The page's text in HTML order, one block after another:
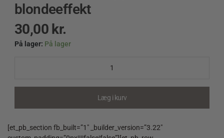
blondeeffekt
30,00 kr.
På lager: På lager
Hæklet
Læg i kurv
[et_pb_section fb_built=”1″ _builder_version=”3.22″